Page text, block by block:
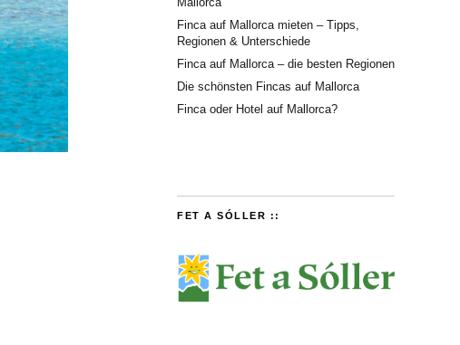
Finca auf Mallorca mieten – Tipps,
Regionen & Unterschiede
Finca auf Mallorca – die besten Regionen
Die schönsten Fincas auf Mallorca
Finca oder Hotel auf Mallorca?
FET A SÓLLER ::